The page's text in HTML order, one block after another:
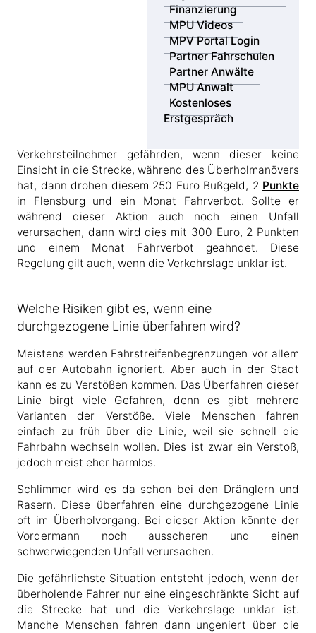
Finanzierung
MPU Videos
MPV Portal Login
Partner Fahrschulen
Partner Anwälte
MPU Anwalt
Kostenloses
Erstgespräch
Menschen sehen Fahrstreifenbegrenzungen als
Hindernisse an und wollen diese so schnell wie
möglich überwinden. Deshalb wird oft bereits vor Ende
der durchgezogenen Linie die Fahrbahn gewechselt.
Wer einfach über eine Fahrstreifenbegrenzung fährt
muss mit einem Bußgeld von 10 Euro rechnen. Bei
einem Überholvorgang sind dies schon 30 Euro und
bei der Verursachung eines Unfalls drohen 35 Euro
Verkehrsteilnehmer gefährden, wenn dieser keine
Einsicht in die Strecke, während des Überholmanövers
hat, dann drohen diesem 250 Euro Bußgeld, 2 Punkte
in Flensburg und ein Monat Fahrverbot. Sollte er
während dieser Aktion auch noch einen Unfall
verursachen, dann wird dies mit 300 Euro, 2 Punkten
und einem Monat Fahrverbot geahndet. Diese
Regelung gilt auch, wenn die Verkehrslage unklar ist.
Welche Risiken gibt es, wenn eine
durchgezogene Linie überfahren wird?
Meistens werden Fahrstreifenbegrenzungen vor allem
auf der Autobahn ignoriert. Aber auch in der Stadt
kann es zu Verstößen kommen. Das Überfahren dieser
Linie birgt viele Gefahren, denn es gibt mehrere
Varianten der Verstöße. Viele Menschen fahren
einfach zu früh über die Linie, weil sie schnell die
Fahrbahn wechseln wollen. Dies ist zwar ein Verstoß,
jedoch meist eher harmlos.
Schlimmer wird es da schon bei den Dränglern und
Rasern. Diese überfahren eine durchgezogene Linie
oft im Überholvorgang. Bei dieser Aktion könnte der
Vordermann noch ausscheren und einen
schwerwiegenden Unfall verursachen.
Die gefährlichste Situation entsteht jedoch, wenn der
überholende Fahrer nur eine eingeschränkte Sicht auf
die Strecke hat und die Verkehrslage unklar ist.
Manche Menschen fahren dann ungeniert über die